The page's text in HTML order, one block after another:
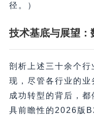
径。
）
技术基底与展望
剖析上述三十余个
现，尽管各行业的
成功转型的背后，
具前瞻性的2026版